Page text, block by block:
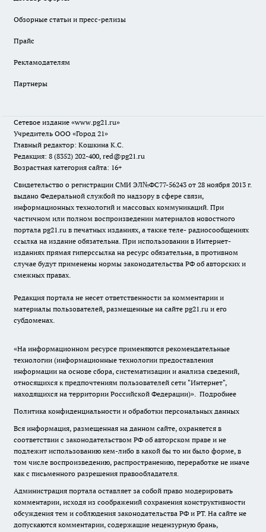
Обзорные статьи и пресс-релизы
Прайс
Рекламодателям
Партнеры
Сетевое издание «www.pg21.ru»
Учредитель ООО «Город 21»
Главный редактор: Кошкина К.С.
Редакция: 8 (8352) 202-400, red@pg21.ru
Возрастная категория сайта: 16+
Свидетельство о регистрации СМИ ЭЛ№ФС77-56243 от 28 ноября 2013 г.
выдано Федеральной службой по надзору в сфере связи,
информационных технологий и массовых коммуникаций. При
частичном или полном воспроизведении материалов новостного
портала pg21.ru в печатных изданиях, а также теле- радиосообщениях
ссылка на издание обязательна. При использовании в Интернет-
изданиях прямая гиперссылка на ресурс обязательна, в противном
случае будут применены нормы законодательства РФ об авторских и
смежных правах.
Редакция портала не несет ответственности за комментарии и
материалы пользователей, размещенные на сайте pg21.ru и его
субдоменах.
«На информационном ресурсе применяются рекомендательные
технологии (информационные технологии предоставления
информации на основе сбора, систематизации и анализа сведений,
относящихся к предпочтениям пользователей сети "Интернет",
находящихся на территории Российской Федерации)». Подробнее
Политика конфиденциальности и обработки персональных данных
Вся информация, размещенная на данном сайте, охраняется в
соответствии с законодательством РФ об авторском праве и не
подлежит использованию кем-либо в какой бы то ни было форме, в
том числе воспроизведению, распространению, переработке не иначе
как с письменного разрешения правообладателя.
Администрация портала оставляет за собой право модерировать
комментарии, исходя из соображений сохранения конструктивности
обсуждения тем и соблюдения законодательства РФ и РТ. На сайте не
допускаются комментарии, содержащие нецензурную брань,